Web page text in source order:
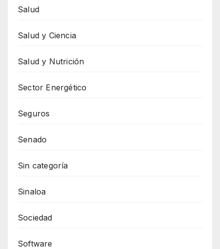
Salud
Salud y Ciencia
Salud y Nutrición
Sector Energético
Seguros
Senado
Sin categoría
Sinaloa
Sociedad
Software